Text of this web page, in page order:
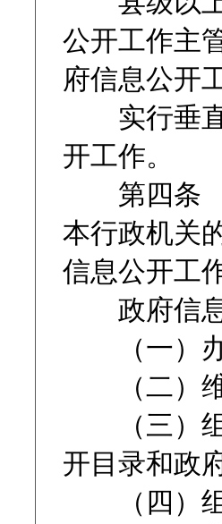
公开工作主
府信息公开
实行垂直
开工作。
第四条 各
本行政机关
信息公开工
政府信息
（一）办
（二）维
（三）组
开目录和政
（四）组